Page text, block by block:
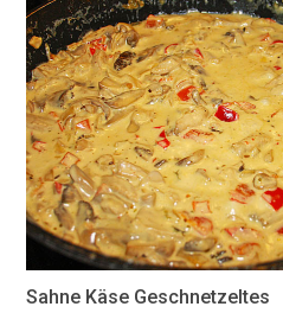
Sahne Käse Geschnetzeltes